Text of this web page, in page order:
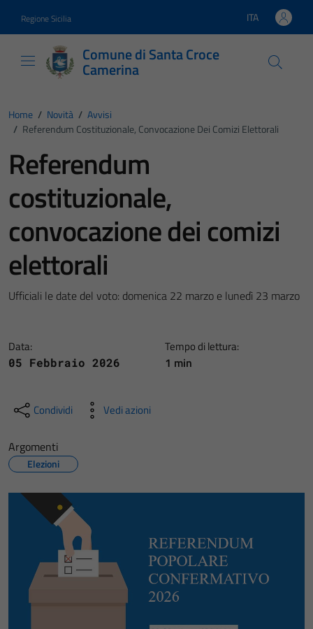
Regione Sicilia Lingua attiva:
ITA
Comune di Santa Croce
Camerina
Home / Novità / Avvisi
/ Referendum Costituzionale, Convocazione Dei Comizi Elettorali
Referendum
costituzionale,
convocazione dei comizi
elettorali
Ufficiali le date del voto: domenica 22 marzo e lunedì 23 marzo
Data:
05 Febbraio 2026
Tempo di lettura:
1 min
Condividi Vedi azioni
Argomenti
Elezioni